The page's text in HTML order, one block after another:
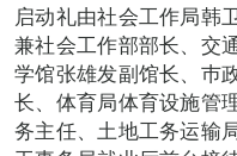
启动礼由社会工作局韩
兼社会工作部部长、交
学馆张雄发副馆长、巿
长、体育局体育设施管
务主任、土地工务运输